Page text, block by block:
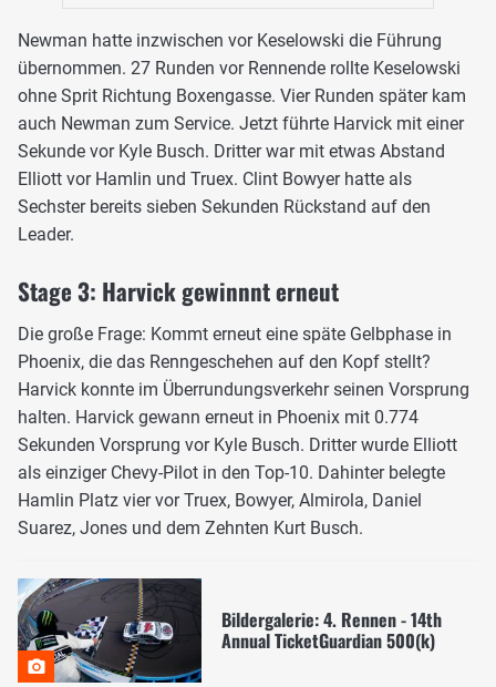
Newman hatte inzwischen vor Keselowski die Führung
übernommen. 27 Runden vor Rennende rollte Keselowski
ohne Sprit Richtung Boxengasse. Vier Runden später kam
auch Newman zum Service. Jetzt führte Harvick mit einer
Sekunde vor Kyle Busch. Dritter war mit etwas Abstand
Elliott vor Hamlin und Truex. Clint Bowyer hatte als
Sechster bereits sieben Sekunden Rückstand auf den
Leader.
Stage 3: Harvick gewinnnt erneut
Die große Frage: Kommt erneut eine späte Gelbphase in
Phoenix, die das Renngeschehen auf den Kopf stellt?
Harvick konnte im Überrundungsverkehr seinen Vorsprung
halten. Harvick gewann erneut in Phoenix mit 0.774
Sekunden Vorsprung vor Kyle Busch. Dritter wurde Elliott
als einziger Chevy-Pilot in den Top-10. Dahinter belegte
Hamlin Platz vier vor Truex, Bowyer, Almirola, Daniel
Suarez, Jones und dem Zehnten Kurt Busch.
Bildergalerie: 4. Rennen - 14th
Annual TicketGuardian 500(k)